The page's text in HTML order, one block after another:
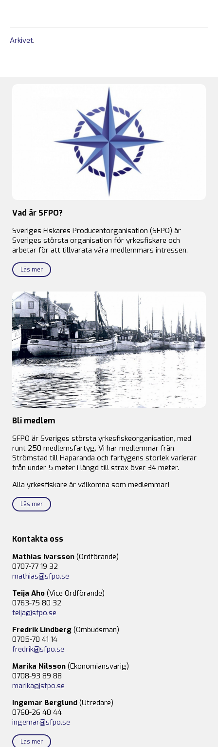
Arkivet.
Vad är SFPO?
Sveriges Fiskares Producentorganisation (SFPO) är
Sveriges största organisation för yrkesfiskare och
arbetar för att tillvarata våra medlemmars intressen.
Läs mer
Bli medlem
SFPO är Sveriges största yrkesfiskeorganisation, med
runt 250 medlemsfartyg. Vi har medlemmar från
Strömstad till Haparanda och fartygens storlek varierar
från under 5 meter i längd till strax över 34 meter.
Alla yrkesfiskare är välkomna som medlemmar!
Läs mer
Kontakta oss
Mathias Ivarsson (Ordförande)
0707-77 19 32
mathias@sfpo.se
Teija Aho (Vice Ordförande)
0763-75 80 32
teija@sfpo.se
Fredrik Lindberg (Ombudsman)
0705-70 41 14
fredrik@sfpo.se
Marika Nilsson (Ekonomiansvarig)
0708-93 89 88
marika@sfpo.se
Ingemar Berglund (Utredare)
0760-26 40 44
ingemar@sfpo.se
Läs mer